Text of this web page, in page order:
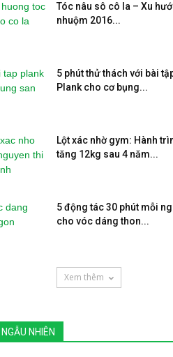
Tóc nâu sô cô la – Xu
nhuộm 2016...
5 phút thử thách với bài
Plank cho cơ bụng...
Lột xác nhờ gym: Hành
tăng 12kg sau 4 năm...
5 động tác 30 phút mỗi
cho vóc dáng thon...
Xem thêm
NHIÊN